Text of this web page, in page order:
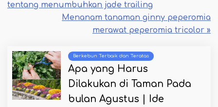
tentang menumbuhkan jade trailing
Menanam tanaman ginny peperomia
merawat peperomia tricolor »
Berkebun Terbaik dan Teratas
Apa yang Harus
Dilakukan di Taman Pada
bulan Agustus | Ide